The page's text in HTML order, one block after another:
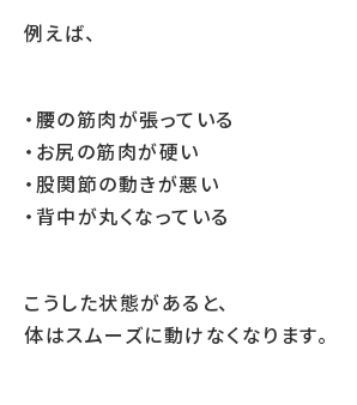
例えば、
・腰の筋肉が張っている
・お尻の筋肉が硬い
・股関節の動きが悪い
・背中が丸くなっている
こうした状態があると、
体はスムーズに動けなくなります。